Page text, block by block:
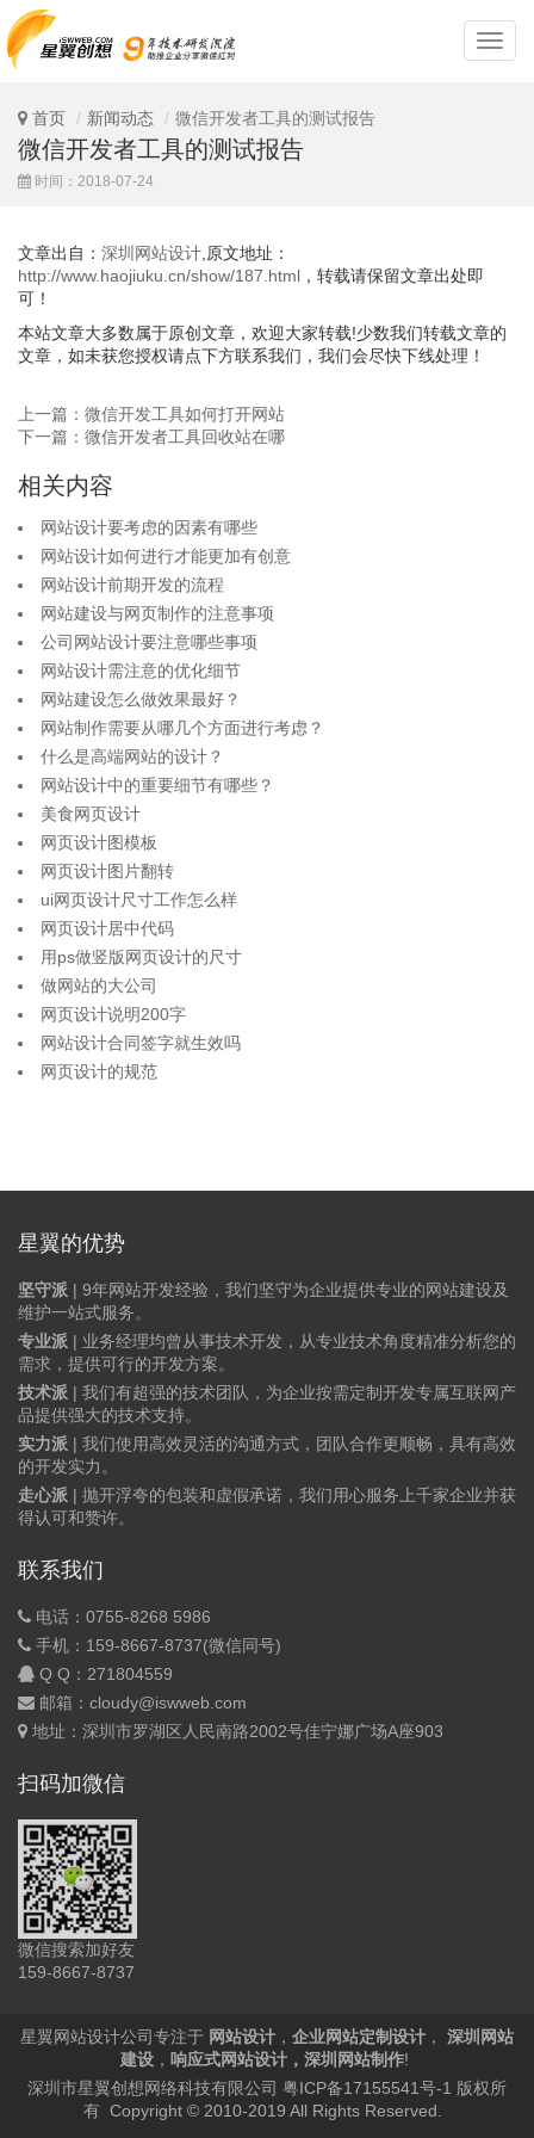
深
圳
首页 新闻动态 微信开发者工具的测试报告
微信开发者工具的测试报告
时间：2018-07-24
文章出自： 深圳网站设计 ,原文地址：
http://www.haojiuku.cn/show/187.html ，转载请保留文章出处即
可！
本站文章大多数属于原创文章，欢迎大家转载!少数我们转载文章的
文章，如未获您授权请点下方联系我们，我们会尽快下线处理！
上一篇：微信开发工具如何打开网站
下一篇：微信开发者工具回收站在哪
相关内容
网站设计要考虑的因素有哪些
网站设计如何进行才能更加有创意
网站设计前期开发的流程
网站建设与网页制作的注意事项
公司网站设计要注意哪些事项
网站设计需注意的优化细节
网站建设怎么做效果最好？
网站制作需要从哪几个方面进行考虑？
什么是高端网站的设计？
网站设计中的重要细节有哪些？
美食网页设计
网页设计图模板
网页设计图片翻转
ui网页设计尺寸工作怎么样
网页设计居中代码
用ps做竖版网页设计的尺寸
做网站的大公司
网页设计说明200字
网站设计合同签字就生效吗
网页设计的规范
星翼的优势
坚守派 | 9年网站开发经验，我们坚守为企业提供专业的网站建设及
维护一站式服务。
专业派 | 业务经理均曾从事技术开发，从专业技术角度精准分析您的
需求，提供可行的开发方案。
技术派 | 我们有超强的技术团队，为企业按需定制开发专属互联网产
品提供强大的技术支持。
实力派 | 我们使用高效灵活的沟通方式，团队合作更顺畅，具有高效
的开发实力。
走心派 | 抛开浮夸的包装和虚假承诺，我们用心服务上千家企业并获
得认可和赞许。
联系我们
电话：0755-8268 5986
手机：159-8667-8737(微信同号)
Q Q： 271804559
邮箱：cloudy@iswweb.com
地址：深圳市罗湖区人民南路2002号佳宁娜广场A座903
扫码加微信
微信搜索加好友
159-8667-8737
星翼网站设计公司专注于 网站设计 ， 企业网站定制设计 ，
深圳网站
建设 ， 响应式网站设计 ， 深圳网站制作!
深圳市星翼创想网络科技有限公司 粤ICP备17155541号-1 版权所
有 Copyright © 2010-2019 All Rights Reserved.